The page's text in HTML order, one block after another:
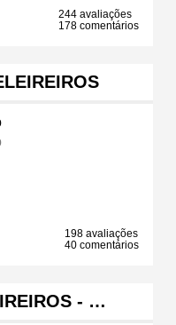
244 avaliações
178 comentários
198 avaliações
40 comentários
- …